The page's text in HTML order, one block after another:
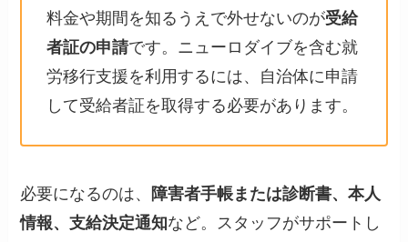
料金や期間を知るうえで外せないのが受給
者証の申請です。ニューロダイブを含む就
労移行支援を利用するには、自治体に申請
して受給者証を取得する必要があります。
必要になるのは、 障害者手帳または診断書、本人
情報、支給決定通知など。スタッフがサポートし